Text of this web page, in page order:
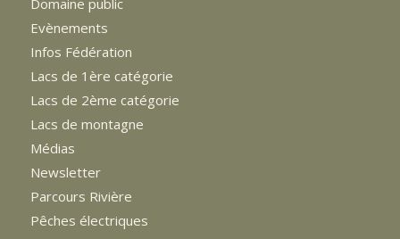
Domaine public
Evènements
Infos Fédération
Lacs de 1ère catégorie
Lacs de 2ème catégorie
Lacs de montagne
Médias
Newsletter
Parcours Rivière
Pêches électriques